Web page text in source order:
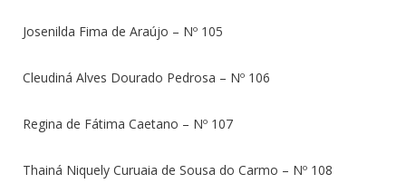
Josenilda Fima de Araújo – Nº 105
Cleudiná Alves Dourado Pedrosa – Nº 106
Regina de Fátima Caetano – Nº 107
Thainá Niquely Curuaia de Sousa do Carmo – Nº 108